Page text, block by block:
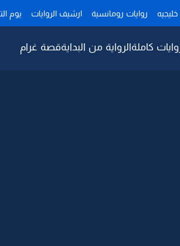
روايات رومانسية ارشيف الروايات يوم
كاملةالرواية من البدايةقصة غرام